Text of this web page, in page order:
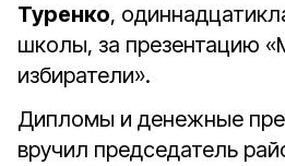
Туренко,
школы, за презентацию
избиратели».
Дипломы и денежные
вручил председатель